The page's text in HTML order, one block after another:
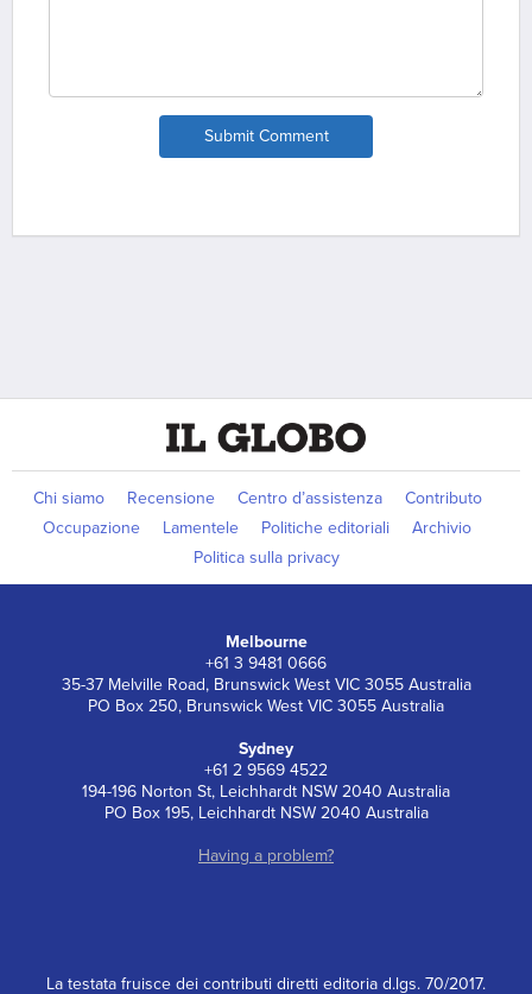
Submit Comment
Chi siamo Recensione Centro d’assistenza
Contributo
Occupazione
Lamentele Politiche editoriali
Archivio
Politica sulla privacy
Melbourne
+61 3 9481 0666
35-37 Melville Road, Brunswick West VIC 3055 Australia
PO Box 250, Brunswick West VIC 3055 Australia
Sydney
+61 2 9569 4522
194-196 Norton St, Leichhardt NSW 2040 Australia
PO Box 195, Leichhardt NSW 2040 Australia
Having a problem?
La testata fruisce dei contributi diretti editoria d.lgs. 70/2017.